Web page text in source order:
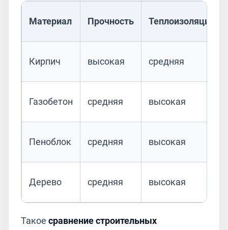
Материал Прочность Теплоизоляция
Кирпич высокая средняя
Газобетон средняя высокая
Пеноблок средняя высокая
Дерево средняя высокая
Такое сравнение строительных